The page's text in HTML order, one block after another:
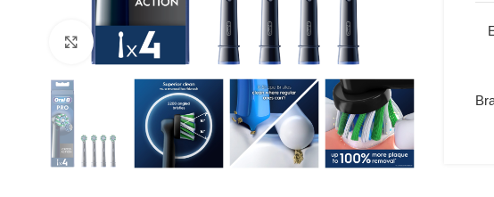
Suurenda